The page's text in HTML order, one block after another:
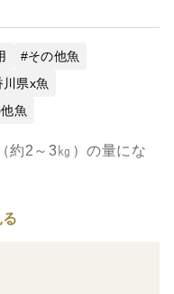
その他魚
川県x魚
魚
約2～3㎏）の量にな
～。煮つけ・塩焼き・
見直し確実。腕の見せ